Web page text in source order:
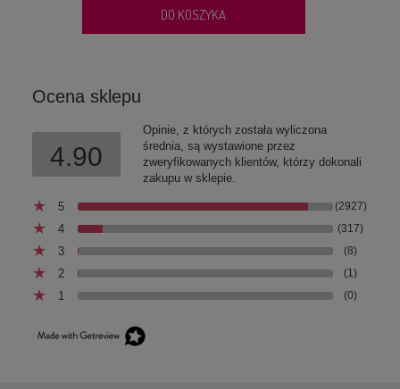
DO KOSZYKA
Republic, kolor brązowy
Ocena sklepu
4.90
Opinie, z których została wyliczona
średnia, są wystawione przez
zweryfikowanych klientów, którzy dokonali
zakupu w sklepie.
5 (2927)
4 (317)
3 (8)
2 (1)
1 (0)